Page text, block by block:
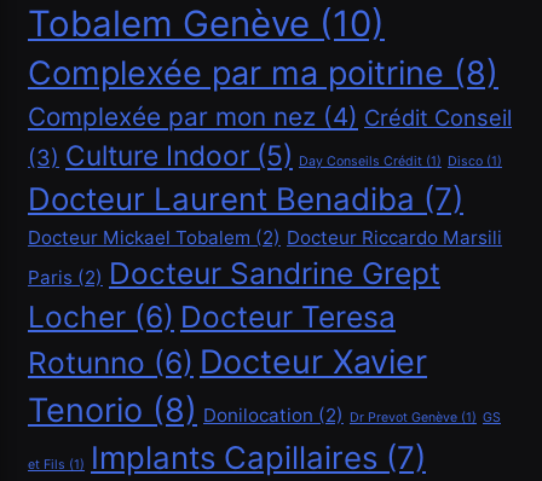
Financement
Demander un crédit de 20000 CHF
Mai 8, 2020
Financement
Tobalem Genève (10)
Complexée par ma poitrine (8)
Complexée par mon nez (4) Crédit Conseil
(3) Culture Indoor (5) Day Conseils Crédit (1) Disco (1)
Docteur Laurent Benadiba (7)
Docteur Mickael Tobalem (2) Docteur Riccardo Marsili
Paris (2) Docteur Sandrine Grept
Locher (6) Docteur Teresa
Rotunno (6) Docteur Xavier
Tenorio (8) Donilocation (2) Dr Prevot Genève (1) GS
et Fils (1) Implants Capillaires (7)